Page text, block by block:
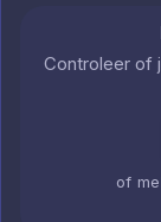
Controleer of
of